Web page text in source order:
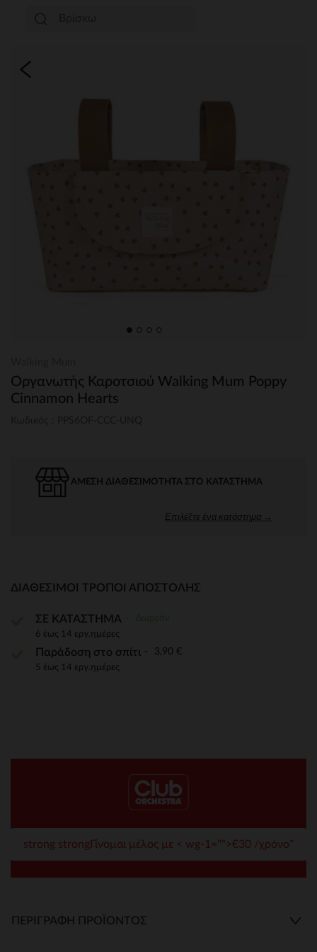
Οργανωτής Καροτσιού Walking Mum Poppy
Cinnamon Hearts
ΆΜΕΣΗ ΔΙΑΘΕΣΙΜΌΤΗΤΑ ΣΤΟ ΚΑΤΆΣΤΗΜΑ
Επιλέξτε ένα κατάστημα →
ΔΙΑΘΈΣΙΜΟΙ ΤΡΌΠΟΙ ΑΠΟΣΤΟΛΉΣ
ΣΕ ΚΑΤΑΣΤΗΜΑ
6 έως 14 εργ.ημέρες
Παράδοση στο σπίτι 3,90 €
5 έως 14 εργ.ημέρες
strong strongΓίνομαι μέλος με < wg-1="">€30 /χρόνο*
ΠΕΡΙΓΡΑΦΉ ΠΡΟΪΌΝΤΟΣ